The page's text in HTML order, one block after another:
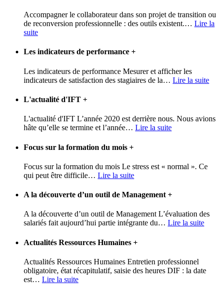
Accompagner le collaborateur dans son projet de transition ou
de reconversion professionnelle : des outils existent.… Lire la
suite
Les indicateurs de performance +
Les indicateurs de performance Mesurer et afficher les
indicateurs de satisfaction des stagiaires de la… Lire la suite
L'actualité d'IFT +
L'actualité d'IFT L’année 2020 est derrière nous. Nous avions
hâte qu’elle se termine et l’année… Lire la suite
Focus sur la formation du mois +
Focus sur la formation du mois Le stress est « normal ». Ce
qui peut être difficile… Lire la suite
A la découverte d’un outil de Management +
A la découverte d’un outil de Management L’évaluation des
salariés fait aujourd’hui partie intégrante du… Lire la suite
Actualités Ressources Humaines +
Actualités Ressources Humaines Entretien professionnel
obligatoire, état récapitulatif, saisie des heures DIF : la date
est… Lire la suite